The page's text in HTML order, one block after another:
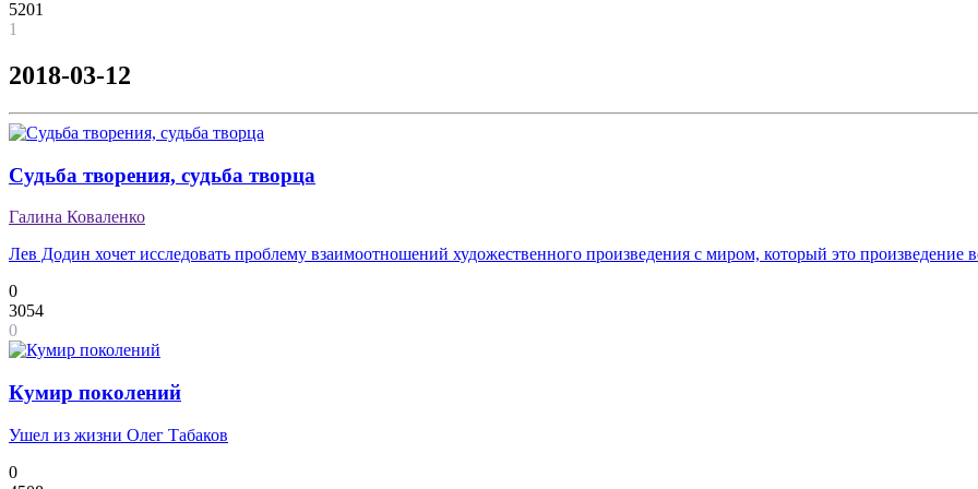
5201
1
2018-03-12
Судьба творения, судьба творца
Галина Коваленко
Лев Додин хочет исследовать проблему взаимоотношений художественного произведения с миром, который это произведение
0
3054
0
Кумир поколений
Ушел из жизни Олег Табаков
0